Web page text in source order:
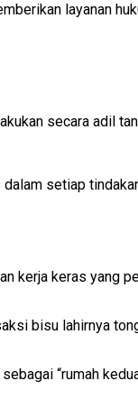
layanan
secara adil
setiap
kerja keras yang
bisu lahirnya
“rumah